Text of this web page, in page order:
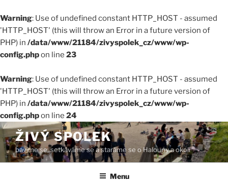
Warning: Use of undefined constant HTTP_HOST - assumed
'HTTP_HOST' (this will throw an Error in a future version of
PHP) in /data/www/21184/zivyspolek_cz/www/wp-
config.phpon line 23
Warning: Use of undefined constant HTTP_HOST - assumed
'HTTP_HOST' (this will throw an Error in a future version of
PHP) in /data/www/21184/zivyspolek_cz/www/wp-
config.phpon line 24
Přejít
k
obsahu
webu
ŽIVÝ SPOLEK
bavíme se, setkáváme se a staráme se o Halouny a okolí
Menu